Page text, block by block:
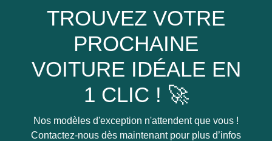
TROUVEZ VOTRE
PROCHAINE
VOITURE IDÉALE EN
1 CLIC ! 🚀
Nos modèles d'exception n'attendent que vous !
Contactez-nous dès maintenant pour plus d’infos